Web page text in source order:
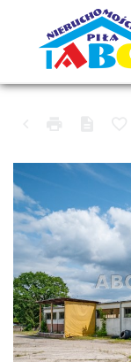
JASTROWIE
HALA NA SPRZEDAŻ